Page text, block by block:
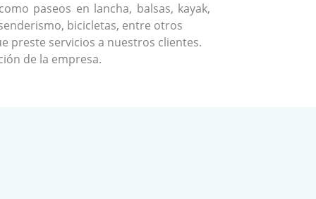
paseos en lancha, balsas, kayak,
bicicletas, entre otros
preste servicios a nuestros clientes.
de la empresa.